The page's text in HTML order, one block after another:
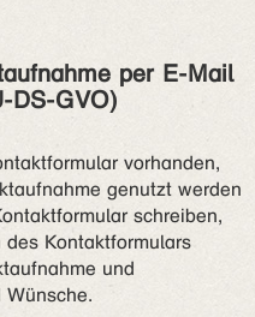
per E-Mail
DS-GVO)
vorhanden,
genutzt werden
schreiben,
Kontaktformulars
und